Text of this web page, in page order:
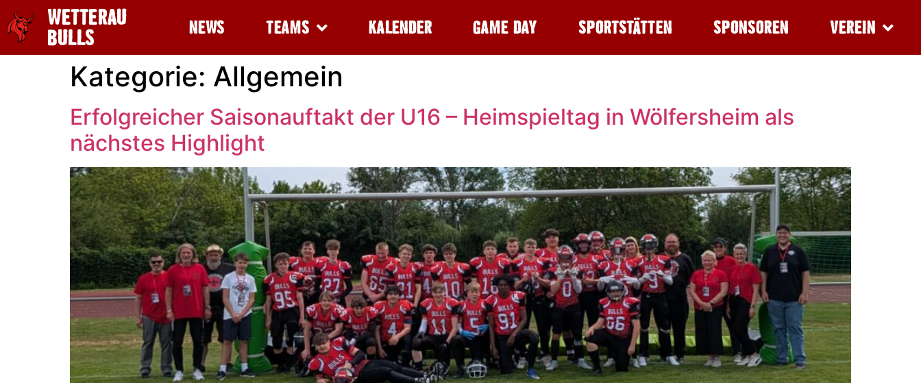
WETTERAU
BULLS NEWS TEAMS KALENDER GAME DAY SPORTSTÄTTEN SPONSOREN VEREIN
Kategorie: Allgemein
Erfolgreicher Saisonauftakt der U16 – Heimspieltag in Wölfersheim als
nächstes Highlight